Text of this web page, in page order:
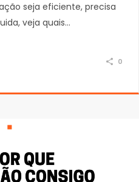
seja eficiente, precisa
veja quais…
0